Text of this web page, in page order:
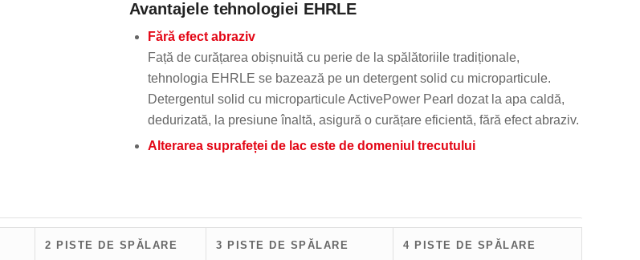
Avantajele tehnologiei EHRLE
Fără efect abraziv
Față de curățarea obișnuită cu perie de la spălătoriile tradiționale,
tehnologia EHRLE se bazează pe un detergent solid cu microparticule.
Detergentul solid cu microparticule ActivePower Pearl dozat la apa caldă,
dedurizată, la presiune înaltă, asigură o curățare eficientă, fără efect abraziv.
Alterarea suprafeței de lac este de domeniul trecutului
2 PISTE DE SPĂLARE 3 PISTE DE SPĂLARE 4 PISTE DE SPĂLARE